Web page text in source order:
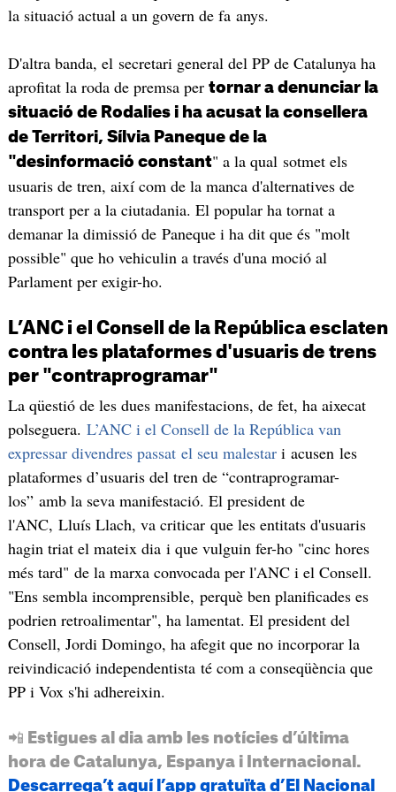
la situació actual a un govern de fa anys.
D'altra banda, el secretari general del PP de Catalunya ha
aprofitat la roda de premsa per tornar a denunciar la
situació de Rodalies i ha acusat la consellera
de Territori, Sílvia Paneque de la
"desinformació constant" a la qual sotmet els
usuaris de tren, així com de la manca d'alternatives de
transport per a la ciutadania. El popular ha tornat a
demanar la dimissió de Paneque i ha dit que és "molt
possible" que ho vehiculin a través d'una moció al
Parlament per exigir-ho.
L’ANC i el Consell de la República esclaten
contra les plataformes d'usuaris de trens
per "contraprogramar"
La qüestió de les dues manifestacions, de fet, ha aixecat
polseguera. L’ANC i el Consell de la República van
expressar divendres passat el seu malestari acusen les
plataformes d’usuaris del tren de “contraprogramar-
los” amb la seva manifestació. El president de
l'ANC, Lluís Llach, va criticar que les entitats d'usuaris
hagin triat el mateix dia i que vulguin fer-ho "cinc hores
més tard" de la marxa convocada per l'ANC i el Consell.
"Ens sembla incomprensible, perquè ben planificades es
podrien retroalimentar", ha lamentat. El president del
Consell, Jordi Domingo, ha afegit que no incorporar la
reivindicació independentista té com a conseqüència que
PP i Vox s'hi adhereixin.
📲 Estigues al dia amb les notícies d’última
hora de Catalunya, Espanya i Internacional.
Descarrega’t aquí l’app gratuïta d’El Nacional